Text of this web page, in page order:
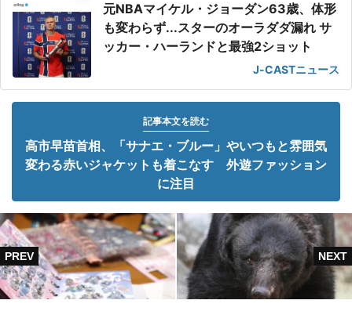
元NBAマイケル・ジョーダン63歳、体形
も変わらず...スターのオーラダダ漏れ サ
ッカー・ハーランドと最強2ショット
J-CASTニュース
記事本文を読む
高市早苗首相、「サナエ・ブルー」やいつもと雰囲気
変わる赤いジャケットも着こなす 外遊ファッション
に注目